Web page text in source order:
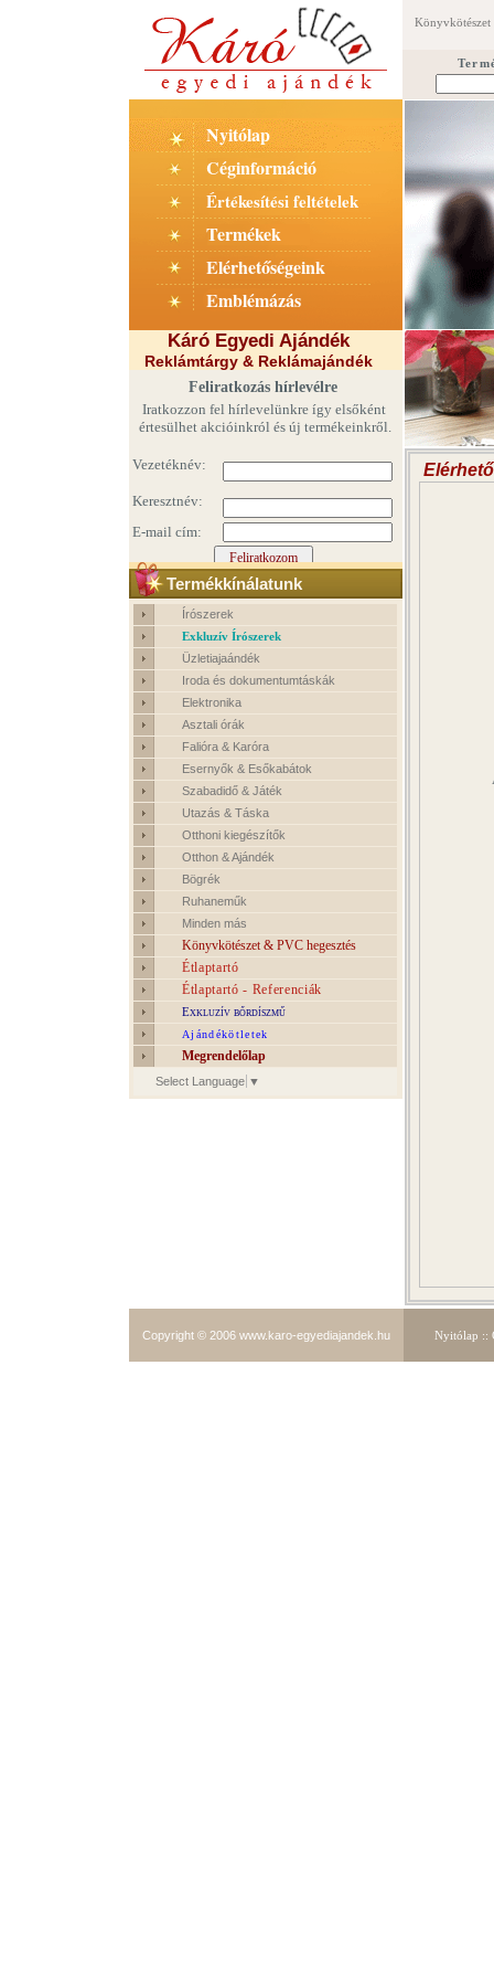
Nyitólap
Céginformáció
Értékesítési feltételek
Termékek
Elérhetőségeink
Emblémázás
Káró Egyedi Ajándék
Reklámtárgy & Reklámajándék
Feliratkozás hírlevélre
Iratkozzon fel hírlevelünkre így elsőként
értesülhet akcióinkról és új termékeinkről.
Termékkínálatunk
Írószerek
Exkluzív Írószerek
Üzletiajaándék
Iroda és dokumentumtáskák
Elektronika
Asztali órák
Falióra & Karóra
Esernyők & Esőkabátok
Szabadidő & Játék
Utazás & Táska
Otthoni kiegészítők
Otthon & Ajándék
Bögrék
Ruhaneműk
Minden más
Könyvkötészet & PVC hegesztés
Étlaptartó
Étlaptartó - Referenciák
Exkluzív bőrdíszmű
Ajándékötletek
Megrendelőlap
Select Language ▼
Copyright © 2006 www.karo-egyediajandek.hu Nyitólap ::